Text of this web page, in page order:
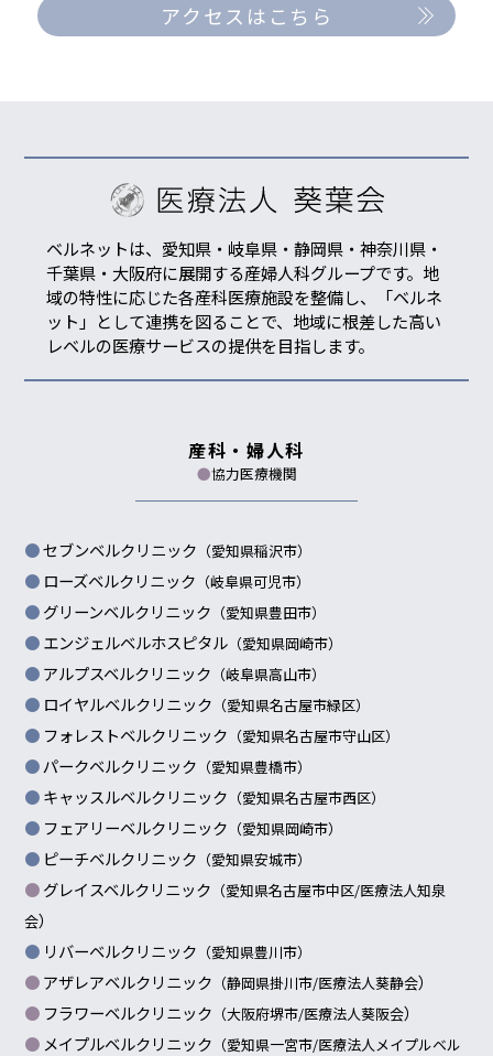
アクセスはこちら
ベルネットは、愛知県・岐阜県・静岡県・神奈川県・
千葉県・大阪府に展開する産婦人科グループです。地
域の特性に応じた各産科医療施設を整備し、「ベルネ
ット」として連携を図ることで、地域に根差した高い
レベルの医療サービスの提供を目指します。
産科・婦人科
●協力医療機関
セブンベルクリニック （愛知県稲沢市）
ローズベルクリニック （岐阜県可児市）
グリーンベルクリニック （愛知県豊田市）
エンジェルベルホスピタル （愛知県岡崎市）
アルプスベルクリニック （岐阜県高山市）
ロイヤルベルクリニック （愛知県名古屋市緑区）
フォレストベルクリニック （愛知県名古屋市守山区）
パークベルクリニック （愛知県豊橋市）
キャッスルベルクリニック （愛知県名古屋市西区）
フェアリーベルクリニック （愛知県岡崎市）
ピーチベルクリニック （愛知県安城市）
グレイスベルクリニック （愛知県名古屋市中区/医療法人知泉
会）
リバーベルクリニック （愛知県豊川市）
アザレアベルクリニック （静岡県掛川市/医療法人葵静会）
フラワーベルクリニック （大阪府堺市/医療法人葵阪会）
メイプルベルクリニック （愛知県一宮市/医療法人メイプルベル